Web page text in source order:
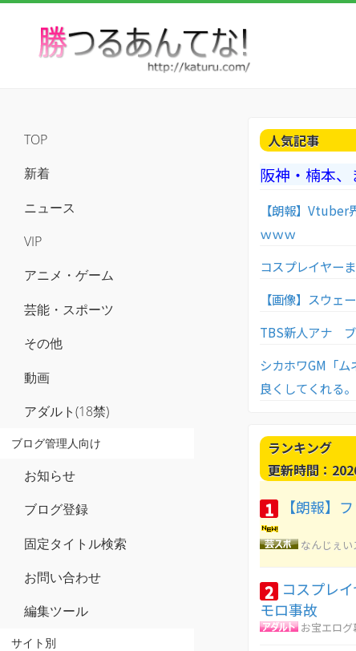
人気記事
阪神・楠本
【朗報】Vtuber
ｗｗｗ
コスプレイヤー
【画像】スウェ
TBS新人アナ ブ
シカホワGM「
良くしてくれる
ランキング
更新時間：
1 【朗報】
なんじぇい
2 コスプレ
モロ事故
お宝エログ
TOP
新着
ニュース
VIP
アニメ・ゲーム
芸能・スポーツ
その他
動画
アダルト(18禁)
ブログ管理人向け
お知らせ
ブログ登録
固定タイトル検索
お問い合わせ
編集ツール
サイト別